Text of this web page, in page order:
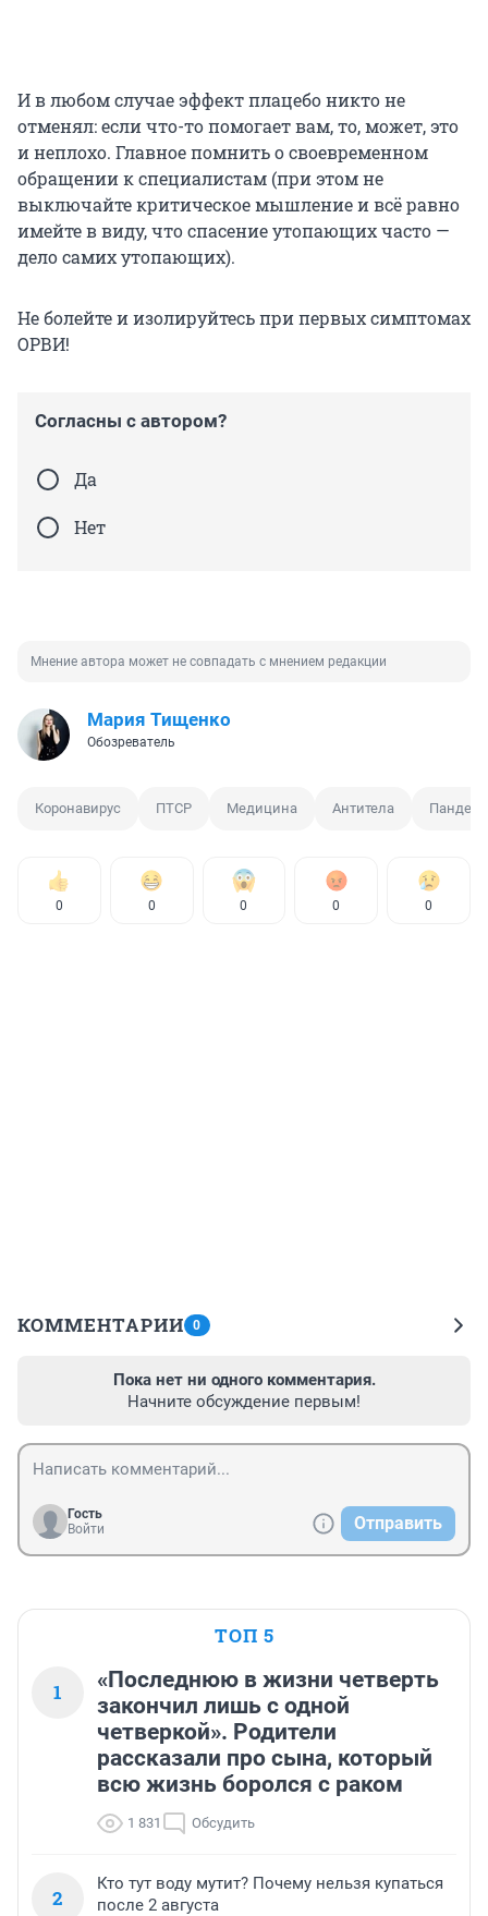
И в любом случае эффект плацебо никто не
отменял: если что-то помогает вам, то, может, это
и неплохо. Главное помнить о своевременном
обращении к специалистам (при этом не
выключайте критическое мышление и всё равно
имейте в виду, что спасение утопающих часто —
дело самих утопающих).
Не болейте и изолируйтесь при первых симптомах
ОРВИ!
Согласны с автором?
Да
Нет
Мнение автора может не совпадать с мнением редакции
Мария Тищенко
Обозреватель
Коронавирус ПТСР Медицина Антитела
0 0 0 0 0
КОММЕНТАРИИ 0
Пока нет ни одного комментария.
Начните обсуждение первым!
Гость
Войти
Отправить
ТОП 5
1
«Последнюю в жизни четверть
закончил лишь с одной
четверкой». Родители
рассказали про сына, который
всю жизнь боролся с раком
1 831 Обсудить
2
Кто тут воду мутит? Почему нельзя купаться
после 2 августа